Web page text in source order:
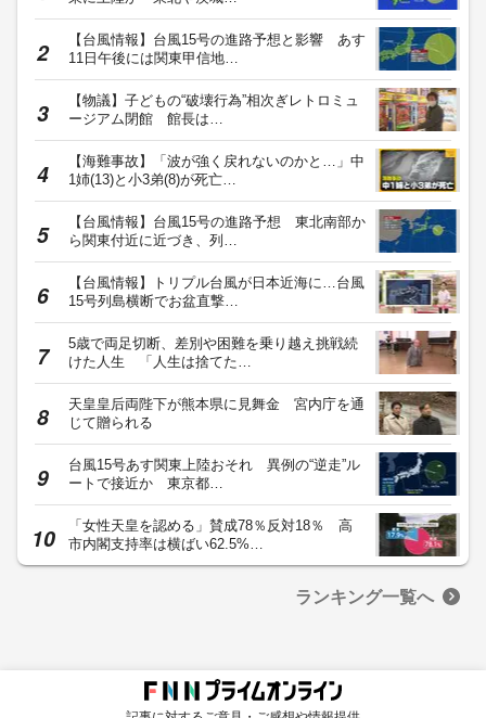
【台風情報】台風15号の進路予想と影響 あす
11日午後には関東甲信地…
【物議】子どもの“破壊行為”相次ぎレトロミュ
ージアム閉館 館長は…
【海難事故】「波が強く戻れないのかと…」中
1姉(13)と小3弟(8)が死亡…
【台風情報】台風15号の進路予想 東北南部か
ら関東付近に近づき、列…
【台風情報】トリプル台風が日本近海に…台風
15号列島横断でお盆直撃…
5歳で両足切断、差別や困難を乗り越え挑戦続
けた人生 「人生は捨てた…
天皇皇后両陛下が熊本県に見舞金 宮内庁を通
じて贈られる
台風15号あす関東上陸おそれ 異例の“逆走”ル
ートで接近か 東京都…
「女性天皇を認める」賛成78％反対18％ 高
市内閣支持率は横ばい62.5%…
ランキング一覧へ